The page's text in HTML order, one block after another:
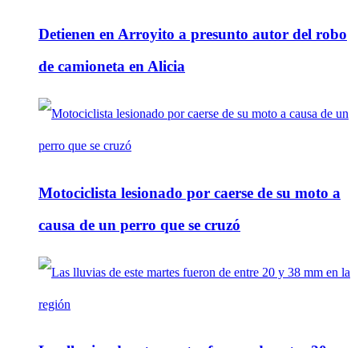
Detienen en Arroyito a presunto autor del robo
de camioneta en Alicia
Motociclista lesionado por caerse de su moto a
causa de un perro que se cruzó